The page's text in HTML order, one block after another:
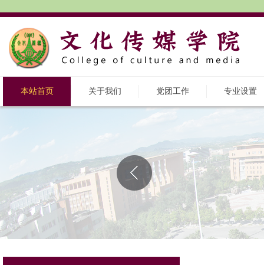
本站首页 关于我们 党团工作 专业设置